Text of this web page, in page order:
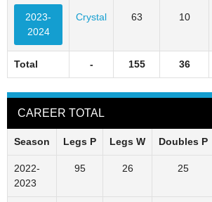
2023-
2024
Crystal 63 10
Total - 155 36
CAREER TOTAL
Season Legs P Legs W Doubles P
2022-
2023
95 26 25